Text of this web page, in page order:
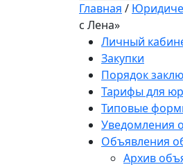
Главная /
с Лена»
Личный
Закупки
Порядок
Тарифы для
Типовые
Уведомления
Объявления
Архив